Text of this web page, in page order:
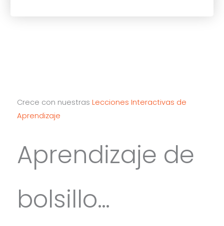
Crece con nuestras Lecciones Interactivas de
Aprendizaje
Aprendizaje de
bolsillo…